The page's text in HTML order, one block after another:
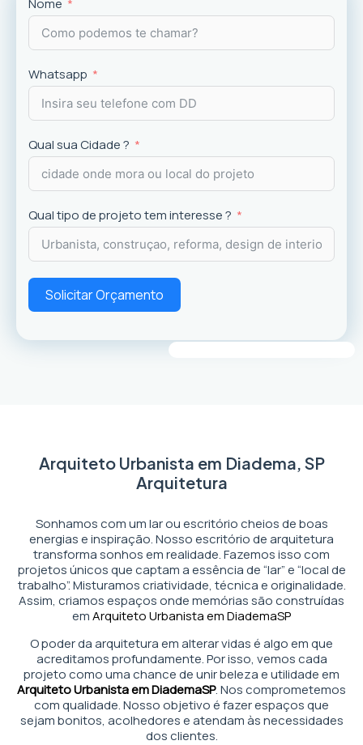
experiência dos usuários.
Nome
Whatsapp
Qual sua Cidade ?
Qual tipo de projeto tem interesse ?
Solicitar Orçamento
Arquiteto Urbanista em Diadema, SP
Arquitetura
Sonhamos com um lar ou escritório cheios de boas
energias e inspiração. Nosso escritório de arquitetura
transforma sonhos em realidade. Fazemos isso com
projetos únicos que captam a essência de “lar” e “local de
trabalho”. Misturamos criatividade, técnica e originalidade.
Assim, criamos espaços onde memórias são construídas
emArquiteto Urbanista em DiademaSP
O poder da arquitetura em alterar vidas é algo em que
acreditamos profundamente. Por isso, vemos cada
projeto como uma chance de unir beleza e utilidade em
Arquiteto Urbanista em DiademaSP. Nos comprometemos
com qualidade. Nosso objetivo é fazer espaços que
sejam bonitos, acolhedores e atendam às necessidades
dos clientes.